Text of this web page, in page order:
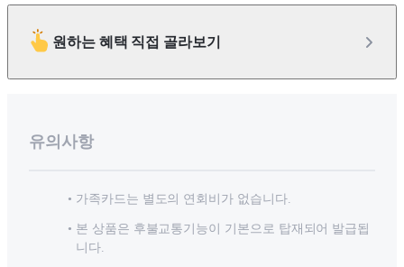
원하는 혜택 직접 골라보기
유의사항
가족카드는 별도의 연회비가 없습니다.
본 상품은 후불교통기능이 기본으로 탑재되어 발급됩
니다.